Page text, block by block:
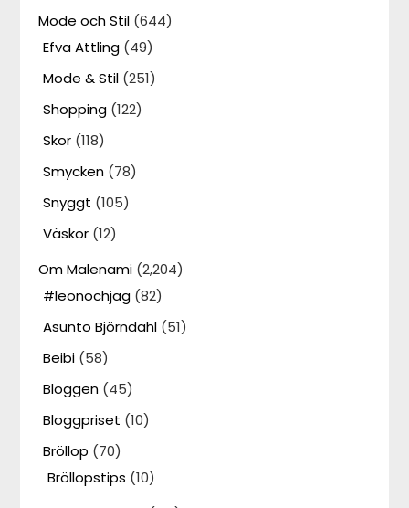
Mode och Stil (644)
Efva Attling (49)
Mode & Stil (251)
Shopping (122)
Skor (118)
Smycken (78)
Snyggt (105)
Väskor (12)
Om Malenami (2,204)
#leonochjag (82)
Asunto Björndahl (51)
Beibi (58)
Bloggen (45)
Bloggpriset (10)
Bröllop (70)
Bröllopstips (10)